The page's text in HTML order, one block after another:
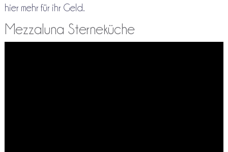
hier mehr für ihr Geld.
Mezzaluna Sterneküche